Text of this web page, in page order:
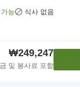
능 식사 없음
₩249,247
및 봉사료 포함